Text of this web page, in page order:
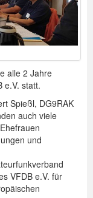
alle 2 Jahre
e.V. statt.
Spießl, DG9RAK
auch viele
und
VFDB e.V. für